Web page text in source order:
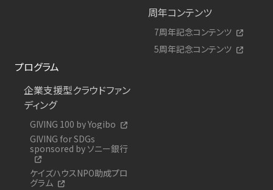
周年コンテンツ
7周年記念コンテンツ
5周年記念コンテンツ
プログラム
企業支援型クラウドファン
ディング
GIVING 100 by Yogibo
GIVING for SDGs
sponsored by ソニー銀行
ケイズハウスNPO助成プロ
グラム